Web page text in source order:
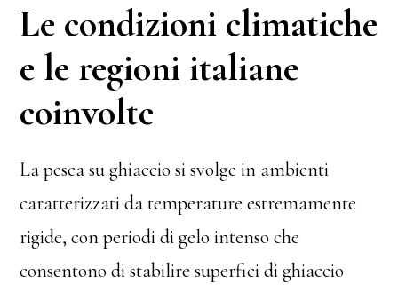
Le condizioni climatiche
e le regioni italiane
coinvolte
La pesca su ghiaccio si svolge in ambienti
caratterizzati da temperature estremamente
rigide, con periodi di gelo intenso che
consentono di stabilire superfici di ghiaccio